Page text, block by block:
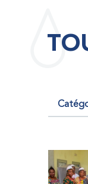
étaient
fini par
par le